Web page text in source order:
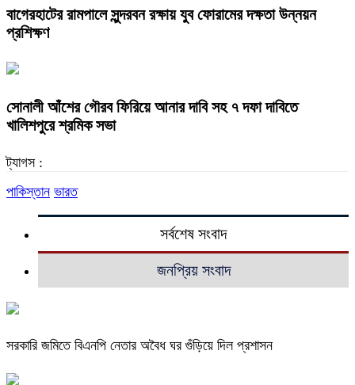
বাগেরহাটের রামপালে সুন্দরবন রক্ষায় যুব ফোরামের দক্ষতা উন্নয়ন
প্রশিক্ষণ
সোনালী আঁশের গৌরব ফিরিয়ে আনার দাবি সহ ৭ দফা দাবিতে
খালিশপুরে শ্রমিক সভা
ট্যাগস :
পাকিস্তান ভারত
সর্বশেষ সংবাদ
জনপ্রিয় সংবাদ
সরকারি জমিতে বিএনপি নেতার অবৈধ ঘর গুঁড়িয়ে দিল প্রশাসন